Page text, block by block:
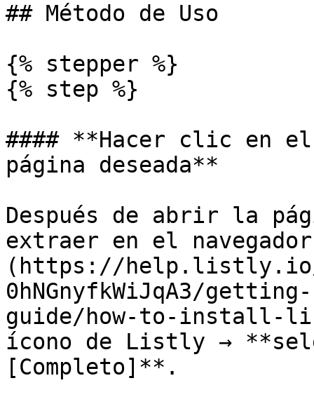
## Método de Uso
{% stepper %}
{% step %}
#### **Hacer clic en
página deseada**
Después de abrir la
extraer en el
(https://help.listly.io/
0hNGnyfkWiJqA3/
guide/how-to-install-
ícono de Listly →
[Completo]**.